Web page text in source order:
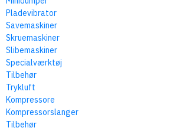
Pladevibrator
Savemaskiner
Skruemaskiner
Slibemaskiner
Specialværktøj
Tilbehør
Trykluft
Kompressore
Kompressorslanger
Tilbehør